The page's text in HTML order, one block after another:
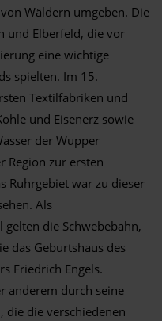
Wäldern umgeben. Die
und Elberfeld, die vor
eine wichtige
spielten. Im 15.
Textilfabriken und
und Eisenerz sowie
der Wupper
Region zur ersten
Ruhrgebiet war zu dieser
Als
die Schwebebahn,
das Geburtshaus des
Friedrich Engels.
anderem durch seine
die die verschiedenen